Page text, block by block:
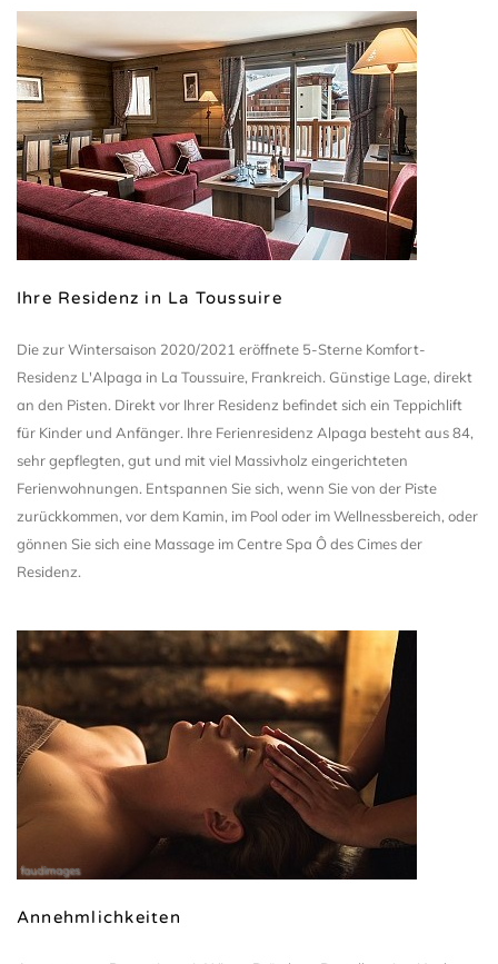
Ihre Residenz in La Toussuire
Die zur Wintersaison 2020/2021 eröffnete 5-Sterne Komfort-
Residenz L'Alpaga in La Toussuire, Frankreich. Günstige Lage, direkt
an den Pisten. Direkt vor Ihrer Residenz befindet sich ein Teppichlift
für Kinder und Anfänger. Ihre Ferienresidenz Alpaga besteht aus 84,
sehr gepflegten, gut und mit viel Massivholz eingerichteten
Ferienwohnungen. Entspannen Sie sich, wenn Sie von der Piste
zurückkommen, vor dem Kamin, im Pool oder im Wellnessbereich, oder
gönnen Sie sich eine Massage im Centre Spa Ô des Cimes der
Residenz.
faudimages
Annehmlichkeiten